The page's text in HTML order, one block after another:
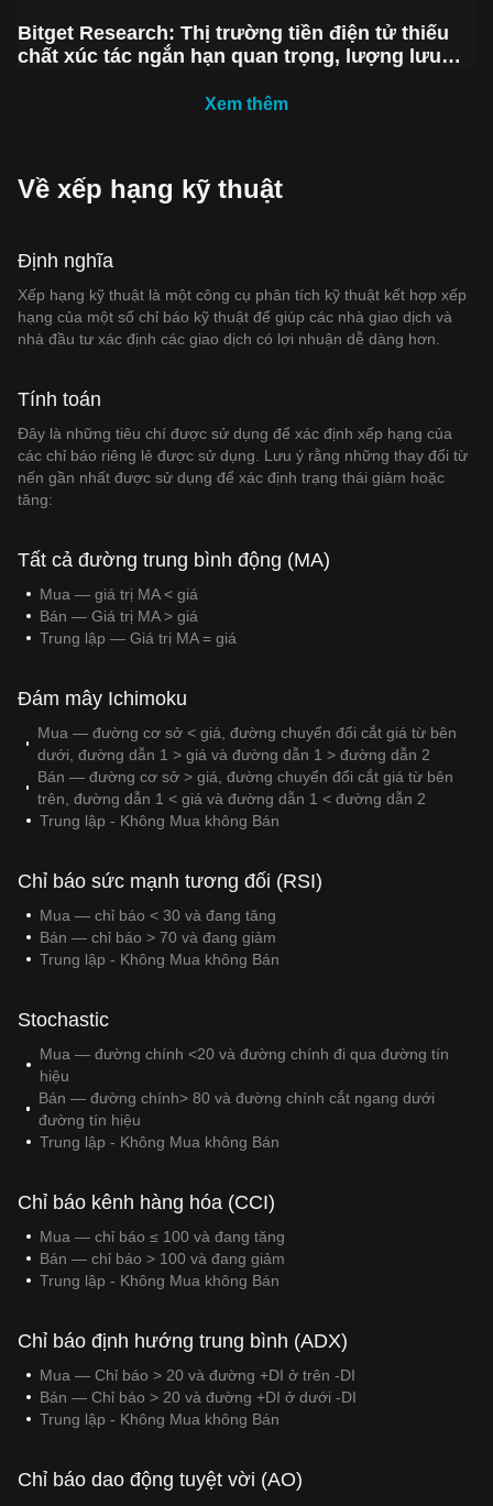
Bitget Research: Thị trường tiền điện tử thiếu
chất xúc tác ngắn hạn quan trọng, lượng lưu
trưởng trong tương laiXem thêm
Về xếp hạng kỹ thuật
Định nghĩa
Xếp hạng kỹ thuật là một công cụ phân tích kỹ thuật kết hợp xếp
hạng của một số chỉ báo kỹ thuật để giúp các nhà giao dịch và
nhà đầu tư xác định các giao dịch có lợi nhuận dễ dàng hơn.
Tính toán
Đây là những tiêu chí được sử dụng để xác định xếp hạng của
các chỉ báo riêng lẻ được sử dụng. Lưu ý rằng những thay đổi từ
nến gần nhất được sử dụng để xác định trạng thái giảm hoặc
tăng:
Tất cả đường trung bình động (MA)
Mua — giá trị MA < giá
Bán — Giá trị MA > giá
Trung lập — Giá trị MA = giá
Đám mây Ichimoku
Mua — đường cơ sở < giá, đường chuyển đổi cắt giá từ bên
dưới, đường dẫn 1 > giá và đường dẫn 1 > đường dẫn 2
Bán — đường cơ sở > giá, đường chuyển đổi cắt giá từ bên
trên, đường dẫn 1 < giá và đường dẫn 1 < đường dẫn 2
Trung lập - Không Mua không Bán
Chỉ báo sức mạnh tương đối (RSI)
Mua — chỉ báo < 30 và đang tăng
Bán — chỉ báo > 70 và đang giảm
Trung lập - Không Mua không Bán
Stochastic
Mua — đường chính <20 và đường chính đi qua đường tín
hiệu
Bán — đường chính> 80 và đường chính cắt ngang dưới
đường tín hiệu
Trung lập - Không Mua không Bán
Chỉ báo kênh hàng hóa (CCI)
Mua — chỉ báo ≤ 100 và đang tăng
Bán — chỉ báo > 100 và đang giảm
Trung lập - Không Mua không Bán
Chỉ báo định hướng trung bình (ADX)
Mua — Chỉ báo > 20 và đường +DI ở trên -DI
Bán — Chỉ báo > 20 và đường +DI ở dưới -DI
Trung lập - Không Mua không Bán
Chỉ báo dao động tuyệt vời (AO)